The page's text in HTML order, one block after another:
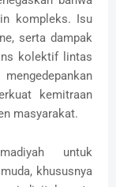
kompleks. Isu
serta dampak
kolektif lintas
kemitraan
masyarakat.
untuk
khususnya